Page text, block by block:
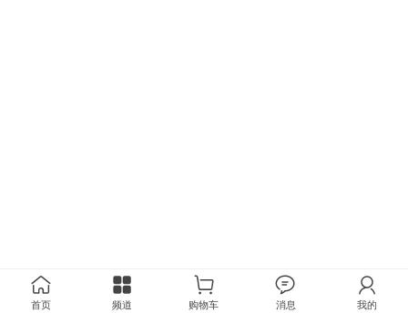
首页 频道 购物车 消息 我的